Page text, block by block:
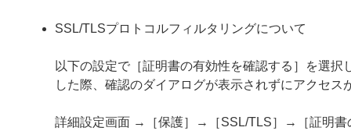
SSL/TLSプロトコルフィルタリングについて
以下の設定で［証明書の有効性を確認する］を選
した際、確認のダイアログが表示されずにアクセス
詳細設定画面 →［保護］→［SSL/TLS］→［証明書